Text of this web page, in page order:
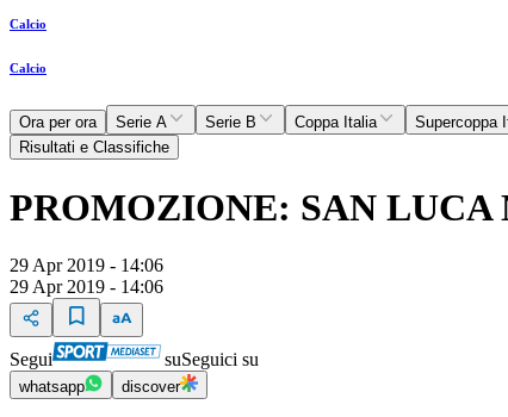
Calcio
Calcio
Ora per ora Serie A Serie B Coppa Italia Supercoppa
Risultati e Classifiche
PROMOZIONE: SAN LUCA
29 Apr 2019 - 14:06
29 Apr 2019 - 14:06
Segui suSeguici su
whatsapp discover